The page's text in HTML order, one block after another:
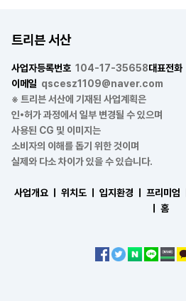
트리븐 서산
사업자등록번호 104-17-35658대표전화
이메일 qscesz1109@naver.com
※ 트리븐 서산에 기재된 사업계획은
인•허가 과정에서 일부 변경될 수 있으며
사용된 CG 및 이미지는
소비자의 이해를 돕기 위한 것이며
실제와 다소 차이가 있을 수 있습니다.
사업개요 ㅣ 위치도 ㅣ 입지환경 ㅣ 프리미엄 ㅣ
홈